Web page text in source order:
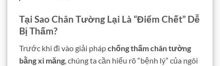
Tại Sao Chân Tường Lại Là “Điểm Chết” Dễ
Bị Thấm?
Trước khi đi vào giải phápchống thấm chân tường
bằng xi măng, chúng ta cần hiểu rõ “bệnh lý” của ngôi